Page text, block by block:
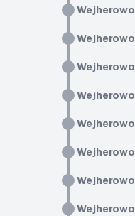
Wejherowo
Wejherowo
Wejherowo
Wejherowo
Wejherowo
Wejherowo
Wejherowo
Wejherowo